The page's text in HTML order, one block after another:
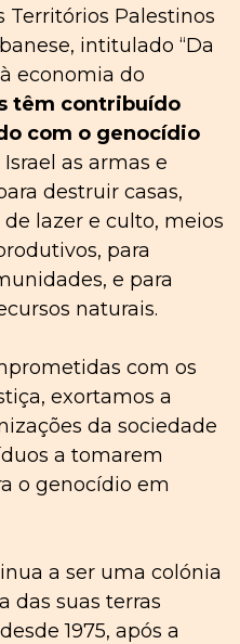
Territórios Palestinos
intitulado “Da
economia do
têm contribuído
com o genocídio
as armas e
destruir casas,
lazer e culto, meios
para
e para
naturais.
com os
exortamos a
da sociedade
a tomarem
o genocídio em
a ser uma colónia
das suas terras
1975, após a